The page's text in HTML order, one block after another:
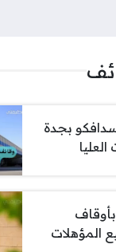
بجدة
المؤهلات